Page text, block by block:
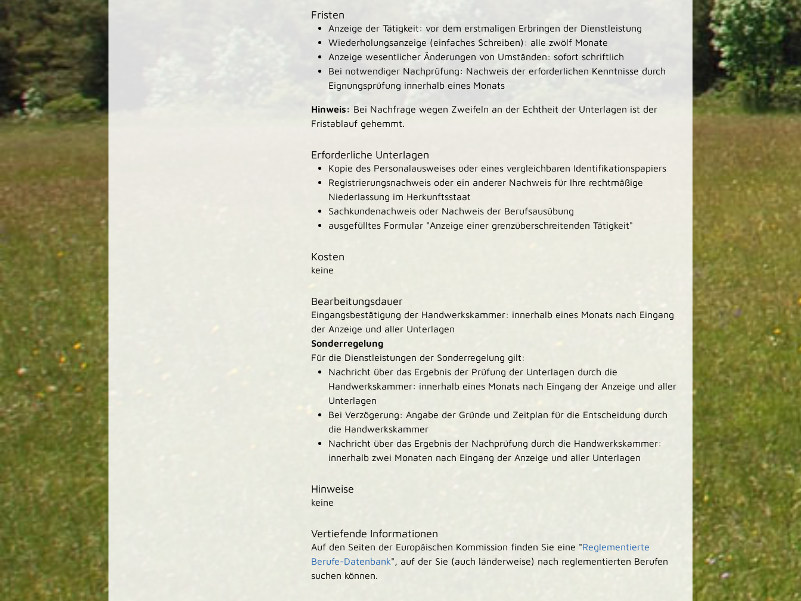
Fristen
Anzeige der Tätigkeit: vor dem erstmaligen Erbringen der Dienstleistung
Wiederholungsanzeige (einfaches Schreiben): alle zwölf Monate
Anzeige wesentlicher Änderungen von Umständen: sofort schriftlich
Bei notwendiger Nachprüfung: Nachweis der erforderlichen Kenntnisse durch
Eignungsprüfung innerhalb eines Monats
Hinweis: Bei Nachfrage wegen Zweifeln an der Echtheit der Unterlagen ist der
Fristablauf gehemmt.
Erforderliche Unterlagen
Kopie des Personalausweises oder eines vergleichbaren Identifikationspapiers
Registrierungsnachweis oder ein anderer Nachweis für Ihre rechtmäßige
Niederlassung im Herkunftsstaat
Sachkundenachweis oder Nachweis der Berufsausübung
ausgefülltes Formular "Anzeige einer grenzüberschreitenden Tätigkeit"
Kosten
keine
Bearbeitungsdauer
Eingangsbestätigung der Handwerkskammer: innerhalb eines Monats nach Eingang
der Anzeige und aller Unterlagen
Sonderregelung
Für die Dienstleistungen der Sonderregelung gilt:
Nachricht über das Ergebnis der Prüfung der Unterlagen durch die
Handwerkskammer: innerhalb eines Monats nach Eingang der Anzeige und aller
Unterlagen
Bei Verzögerung: Angabe der Gründe und Zeitplan für die Entscheidung durch
die Handwerkskammer
Nachricht über das Ergebnis der Nachprüfung durch die Handwerkskammer:
innerhalb zwei Monaten nach Eingang der Anzeige und aller Unterlagen
Hinweise
keine
Vertiefende Informationen
Auf den Seiten der Europäischen Kommission finden Sie eine "Reglementierte
Berufe-Datenbank", auf der Sie (auch länderweise) nach reglementierten Berufen
suchen können.